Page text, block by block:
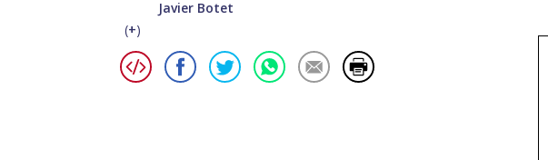
Javier Botet
(+)